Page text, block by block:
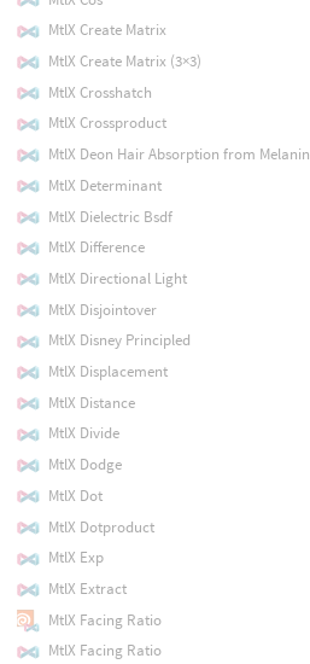
MtlX Create Matrix
MtlX Create Matrix (3×3)
MtlX Crosshatch
MtlX Crossproduct
MtlX Deon Hair Absorption from Melanin
MtlX Determinant
MtlX Dielectric Bsdf
MtlX Difference
MtlX Directional Light
MtlX Disjointover
MtlX Disney Principled
MtlX Displacement
MtlX Distance
MtlX Divide
MtlX Dodge
MtlX Dot
MtlX Dotproduct
MtlX Exp
MtlX Extract
MtlX Facing Ratio
MtlX Facing Ratio